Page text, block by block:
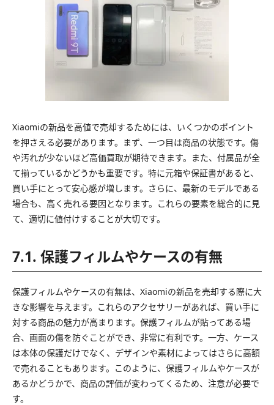
Xiaomiの新品を高値で売却するためには、いくつかのポイント
を押さえる必要があります。まず、一つ目は商品の状態です。傷
や汚れが少ないほど高価買取が期待できます。また、付属品が全
て揃っているかどうかも重要です。特に元箱や保証書があると、
買い手にとって安心感が増します。さらに、最新のモデルである
場合も、高く売れる要因となります。これらの要素を総合的に見
て、適切に値付けすることが大切です。
7.1. 保護フィルムやケースの有無
保護フィルムやケースの有無は、Xiaomiの新品を売却する際に大
きな影響を与えます。これらのアクセサリーがあれば、買い手に
対する商品の魅力が高まります。保護フィルムが貼ってある場
合、画面の傷を防ぐことができ、非常に有利です。一方、ケース
は本体の保護だけでなく、デザインや素材によってはさらに高額
で売れることもあります。このように、保護フィルムやケースが
あるかどうかで、商品の評価が変わってくるため、注意が必要で
す。